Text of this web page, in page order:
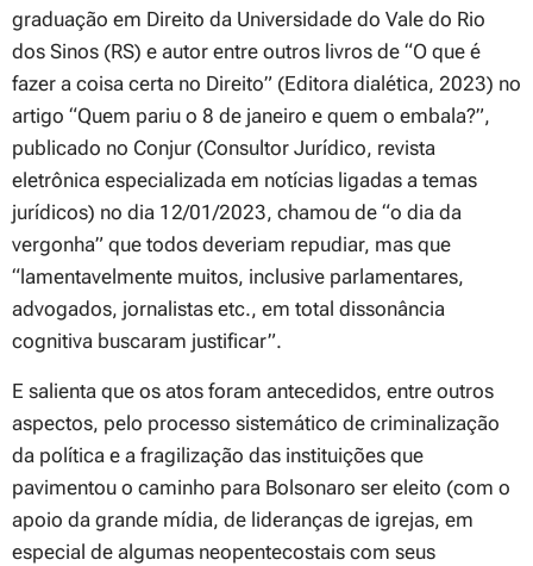
graduação em Direito da Universidade do Vale do Rio
dos Sinos (RS) e autor entre outros livros de “O que é
fazer a coisa certa no Direito” (Editora dialética, 2023) no
artigo “Quem pariu o 8 de janeiro e quem o embala?”,
publicado no Conjur (Consultor Jurídico, revista
eletrônica especializada em notícias ligadas a temas
jurídicos) no dia 12/01/2023, chamou de “o dia da
vergonha” que todos deveriam repudiar, mas que
“lamentavelmente muitos, inclusive parlamentares,
advogados, jornalistas etc., em total dissonância
cognitiva buscaram justificar”.
E salienta que os atos foram antecedidos, entre outros
aspectos, pelo processo sistemático de criminalização
da política e a fragilização das instituições que
pavimentou o caminho para Bolsonaro ser eleito (com o
apoio da grande mídia, de lideranças de igrejas, em
especial de algumas neopentecostais com seus